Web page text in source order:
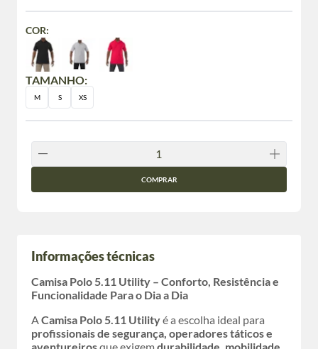
TAMANHO:
M S XS
COR:
COMPRAR
Informações técnicas
Camisa Polo 5.11 Utility – Conforto, Resistência e
Funcionalidade Para o Dia a Dia
ACamisa Polo 5.11 Utilityé a escolha ideal para
profissionais de segurança, operadores táticos e